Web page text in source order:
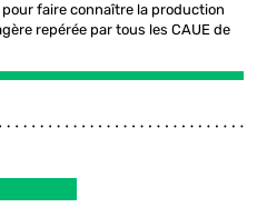
faire connaître la production
repérée par tous les CAUE de